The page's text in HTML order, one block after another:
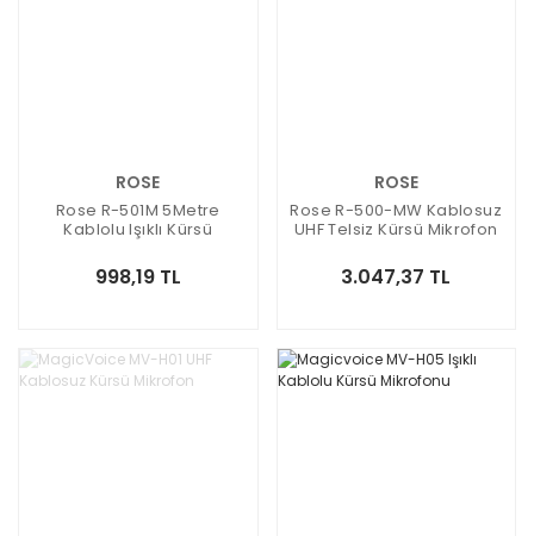
ROSE
Rose R-501M 5Metre
Kablolu Işıklı Kürsü
998,19 TL
ROSE
Rose R-500-MW Kablosuz
UHF Telsiz Kürsü Mikrofon
3.047,37 TL